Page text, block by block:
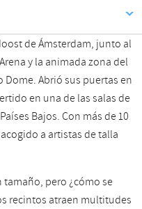
de Ámsterdam, junto al
y la animada zona del
Dome. Abrió sus puertas en
en una de las salas de
Bajos. Con más de 10
a artistas de talla
pero ¿cómo se
recintos atraen multitudes